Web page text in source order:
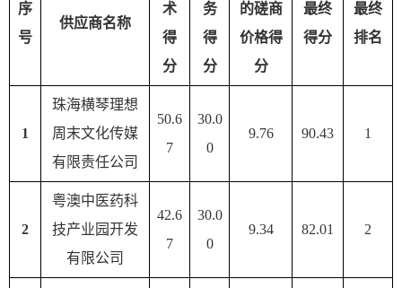
序
号
供应商名称
术
得
分
务
得
分
的磋商
价格得
分
最终
得分
最终
排名
1
珠海横琴理想
周末文化传媒
有限责任公司
50.6
7
30.0
0
9.76 90.43 1
2
粤澳中医药科
技产业园开发
有限公司
42.6
7
30.0
0
9.34 82.01 2